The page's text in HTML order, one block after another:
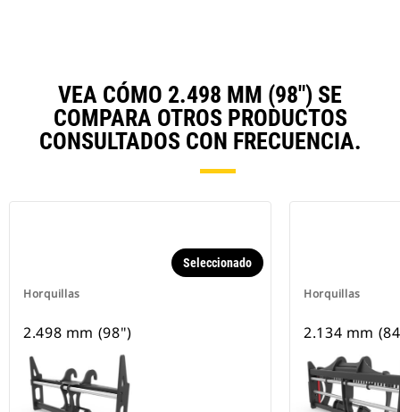
VEA CÓMO 2.498 MM (98") SE
COMPARA OTROS PRODUCTOS
CONSULTADOS CON FRECUENCIA.
Horquillas
Seleccionado
2.498 mm (98")
Horquillas
2.134 mm